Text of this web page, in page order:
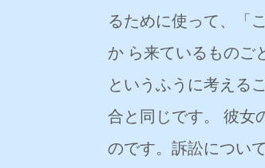
るために使って、「
か ら来ているものご
というふうに考える
合と同じです。 彼女
のです。訴訟につい